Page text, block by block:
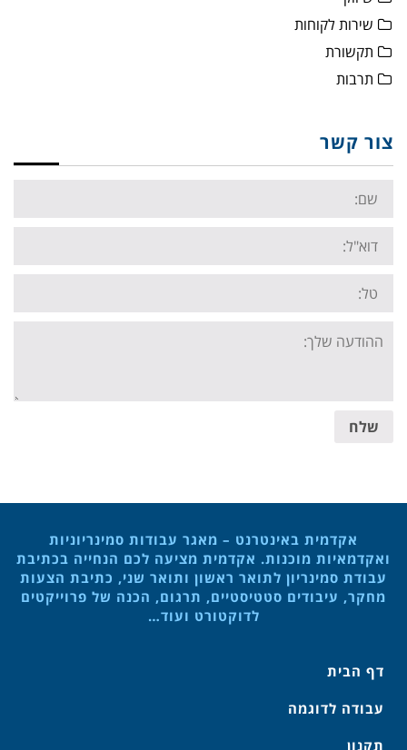
שירות לקוחות
תקשורת
תרבות
צור קשר
Name:
Email:
Tel:
Your
message:
שלח
אקדמית באינטרנט – מאגר עבודות סמינריוניות
ואקדמאיות מוכנות. אקדמית מציעה לכם הנחייה בכתיבת
עבודת סמינריון לתואר ראשון ותואר שני, כתיבת הצעות
מחקר, עיבודים סטטיסטיים, תרגום, הכנה של פרוייקטים
לדוקטורט ועוד…
דף הבית
עבודה לדוגמה
תקנון